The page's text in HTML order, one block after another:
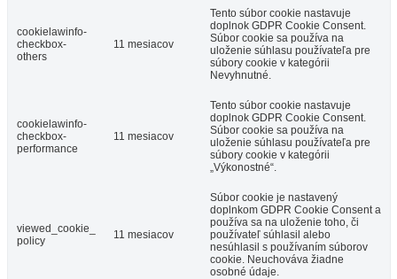
cookielawinfo-
checkbox-
others
11 mesiacov
Tento súbor cookie nastavuje
doplnok GDPR Cookie Consent.
Súbor cookie sa používa na
uloženie súhlasu používateľa pre
súbory cookie v kategórii
Nevyhnutné.
cookielawinfo-
checkbox-
performance
11 mesiacov
Tento súbor cookie nastavuje
doplnok GDPR Cookie Consent.
Súbor cookie sa používa na
uloženie súhlasu používateľa pre
súbory cookie v kategórii
„Výkonostné“.
viewed_cookie_
policy
11 mesiacov
Súbor cookie je nastavený
doplnkom GDPR Cookie Consent a
používa sa na uloženie toho, či
používateľ súhlasil alebo
nesúhlasil s používaním súborov
cookie. Neuchováva žiadne
osobné údaje.